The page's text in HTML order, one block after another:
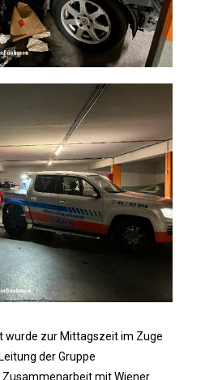
wurde zur Mittagszeit im Zuge
der Gruppe
mit Wiener